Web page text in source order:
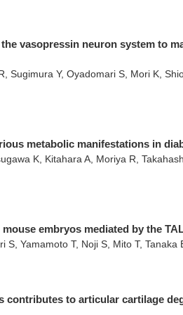
vasopressin neuron system to
Sugimura Y, Oyadomari S, Mori K,
metabolic manifestations in
K, Kitahara A, Moriya R,
embryos mediated by the
S, Yamamoto T, Noji S, Mito T, Tanaka
to articular cartilage